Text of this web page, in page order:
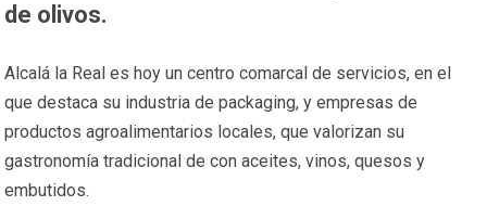
de olivos.
Alcalá la Real es hoy un centro comarcal de servicios, en el
que destaca su industria de packaging, y empresas de
productos agroalimentarios locales, que valorizan su
gastronomía tradicional de con aceites, vinos, quesos y
embutidos.